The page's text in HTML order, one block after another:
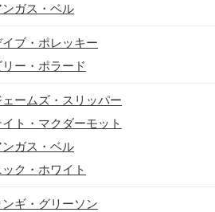
ンガス・ベル
イブ・ポレッキー
リー・ポラード
ェームズ・スリッパー
イト・マクダーモット
ンガス・ベル
ック・ホワイト
ンギ・グリーソン